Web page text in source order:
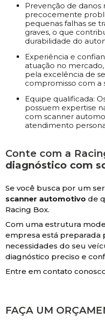
Prevenção de danos maiores: Ao detectar
precocemente
pequenas falhas se
graves, o que
durabilidade do
Experiência e confiança: Com mais de 14 anos de
atuação no
pela excelência de
compromisso com a
Equipe qualificada: Os profissionais da Racing Box
possuem expertise
com scanner
atendimento
Conte com a
diagnóstico com
Se você busca por um
scanner automotivo de
Racing Box.
Com uma estrutura
empresa está preparada
necessidades do seu
diagnóstico preciso e
Entre em contato
FAÇA UM